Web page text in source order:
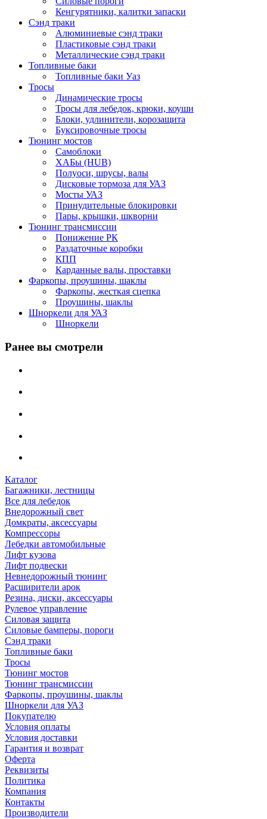
Кенгурятники, калитки запаски
Сэнд траки
Алюминиевые сэнд траки
Пластиковые сэнд траки
Металлические сэнд траки
Топливные баки
Топливные баки Уаз
Тросы
Динамические тросы
Тросы для лебедок, крюки, коуши
Блоки, удлинители, корозащита
Буксировочные тросы
Тюнинг мостов
Самоблоки
ХАБы (HUB)
Полуоси, шрусы, валы
Дисковые тормоза для УАЗ
Мосты УАЗ
Принудительные блокировки
Пары, крышки, шкворни
Тюнинг трансмиссии
Понижение РК
Раздаточные коробки
КПП
Карданные валы, проставки
Фаркопы, проушины, шаклы
Фаркопы, жесткая сцепка
Проушины, шаклы
Шноркели для УАЗ
Шноркели
Ранее вы смотрели
Каталог
Багажники, лестницы
Все для лебедок
Внедорожный свет
Домкраты, аксессуары
Компрессоры
Лебедки автомобильные
Лифт кузова
Лифт подвески
Невнедорожный тюнинг
Расширители арок
Резина, диски, аксессуары
Рулевое управление
Силовая защита
Силовые бамперы, пороги
Сэнд траки
Топливные баки
Тросы
Тюнинг мостов
Тюнинг трансмиссии
Фаркопы, проушины, шаклы
Шноркели для УАЗ
Покупателю
Условия оплаты
Условия доставки
Гарантия и возврат
Оферта
Реквизиты
Политика
Компания
Контакты
Производители